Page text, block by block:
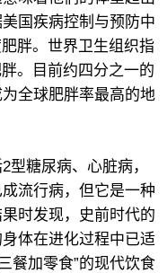
国疾病控制与预防中
胖。世界卫生组织指
。目前约四分之一的
全球肥胖率最高的地
糖尿病、心脏病，
成流行病，但它是一种
时发现，史前时代的
体在进化过程中已适
餐加零食”的现代饮食